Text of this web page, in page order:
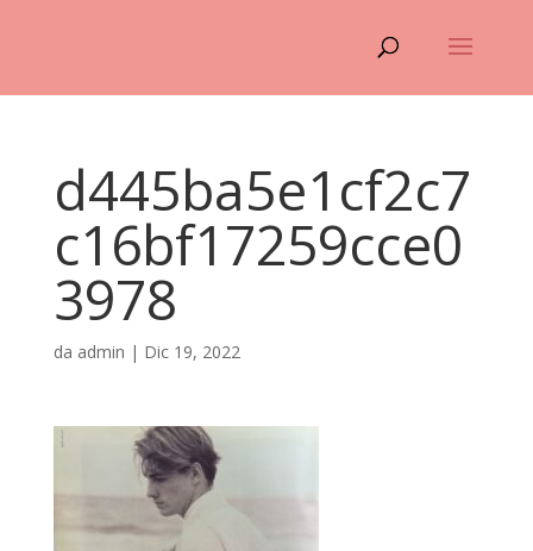
d445ba5e1cf2c7
c16bf17259cce0
3978
da admin | Dic 19, 2022